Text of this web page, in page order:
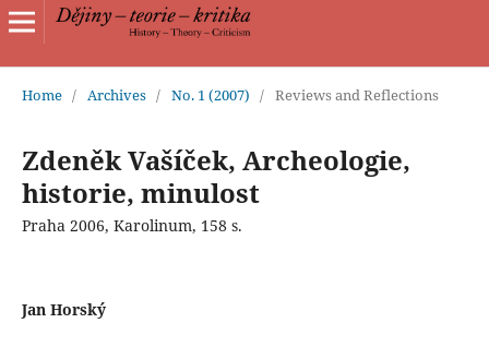
Home / Archives / No. 1 (2007) / Reviews and Reflections
Zdeněk Vašíček, Archeologie,
historie, minulost
Praha 2006, Karolinum, 158 s.
Jan Horský